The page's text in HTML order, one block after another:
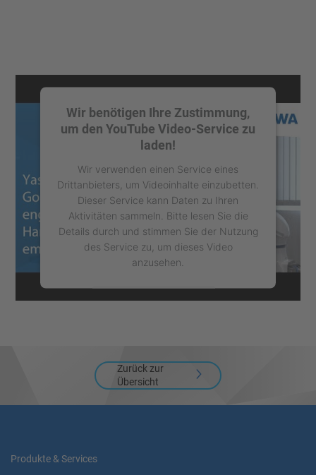
Wir benötigen Ihre Zustimmung,
um den YouTube Video-Service zu
laden!
Wir verwenden einen Service eines
Drittanbieters, um Videoinhalte einzubetten.
Dieser Service kann Daten zu Ihren
Aktivitäten sammeln. Bitte lesen Sie die
Details durch und stimmen Sie der Nutzung
des Service zu, um dieses Video
anzusehen.
Mehr Informationen
powered byUsercentrics Consent
Management Platform
Zurück zur
Übersicht
Produkte & Services